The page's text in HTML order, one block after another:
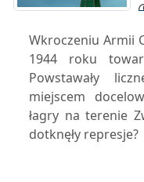
Wkroczeniu Armii
1944 roku
Powstawały
miejscem
łagry na terenie
dotknęły represje?